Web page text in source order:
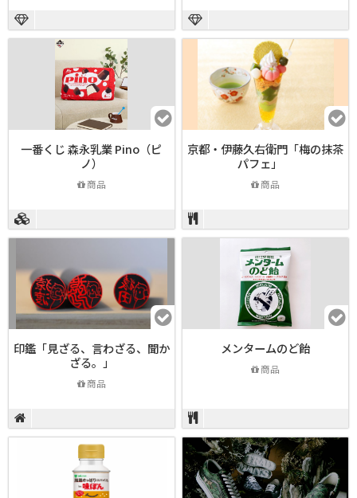
一番くじ 森永乳業 Pino（ピ
ノ）
商品
京都・伊藤久右衛門「梅の抹茶
パフェ」
商品
印鑑「見ざる、言わざる、聞か
ざる。」
商品
メンタームのど飴
商品